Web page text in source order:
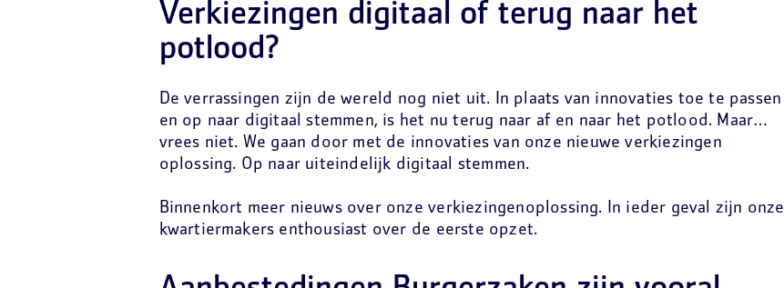
Verkiezingen digitaal of terug naar het
potlood?
De verrassingen zijn de wereld nog niet uit. In plaats van innovaties toe te passen
en op naar digitaal stemmen, is het nu terug naar af en naar het potlood. Maar…
vrees niet. We gaan door met de innovaties van onze nieuwe verkiezingen
oplossing. Op naar uiteindelijk digitaal stemmen.
Binnenkort meer nieuws over onze verkiezingenoplossing. In ieder geval zijn onze
kwartiermakers enthousiast over de eerste opzet.